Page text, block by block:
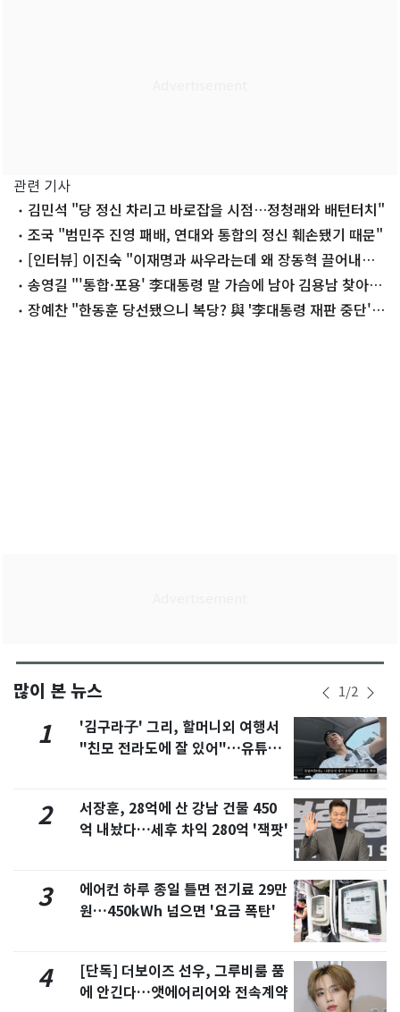
관련 기사
김민석 "당 정신 차리고 바로잡을 시점…정청래와 배턴터치"
조국 "범민주 진영 패배, 연대와 통합의 정신 훼손됐기 때문"
[인터뷰] 이진숙 "이재명과 싸우라는데 왜 장동혁 끌어내리
려 하나"
송영길 "'통합·포용' 李대통령 말 가슴에 남아 김용남 찾아
격려"
장예찬 "한동훈 당선됐으니 복당? 與 '李대통령 재판 중단'
많이 본 뉴스 1/2
1
'김구라子' 그리, 할머니외 여행서
"친모 전라도에 잘 있어"…유튜브
2
서장훈, 28억에 산 강남 건물 450
억 내놨다…세후 차익 280억 '잭팟'
3
에어컨 하루 종일 틀면 전기료 29만
원…450kWh 넘으면 '요금 폭탄'
4
[단독] 더보이즈 선우, 그루비룸 품
에 안긴다…앳에어리어와 전속계약